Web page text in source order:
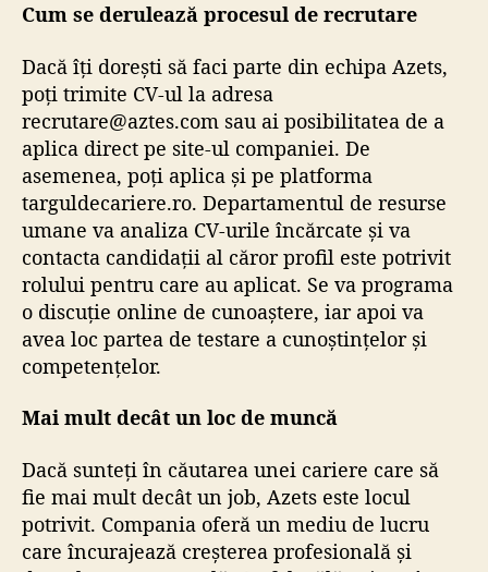
Cum se derulează procesul de recrutare
Dacă îți dorești să faci parte din echipa Azets,
poți trimite CV-ul la adresa
recrutare@aztes.com sau ai posibilitatea de a
aplica direct pe site-ul companiei. De
asemenea, poți aplica și pe platforma
targuldecariere.ro. Departamentul de resurse
umane va analiza CV-urile încărcate și va
contacta candidații al căror profil este potrivit
rolului pentru care au aplicat. Se va programa
o discuție online de cunoaștere, iar apoi va
avea loc partea de testare a cunoștințelor și
competențelor.
Mai mult decât un loc de muncă
Dacă sunteți în căutarea unei cariere care să
fie mai mult decât un job, Azets este locul
potrivit. Compania oferă un mediu de lucru
care încurajează creșterea profesională și